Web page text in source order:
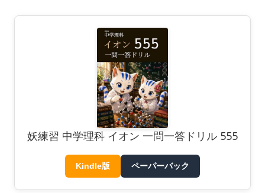
妖練習 中学理科 イオン 一問一答ドリル 555
Kindle版 ペーパーバック